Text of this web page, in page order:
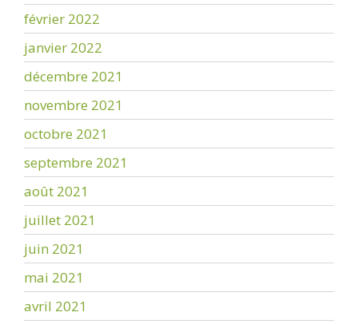
février 2022
janvier 2022
décembre 2021
novembre 2021
octobre 2021
septembre 2021
août 2021
juillet 2021
juin 2021
mai 2021
avril 2021